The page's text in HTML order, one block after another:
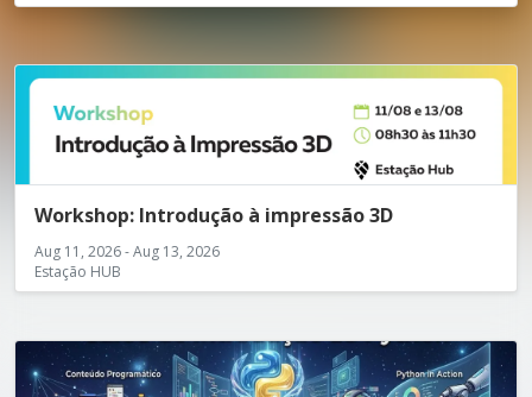
Workshop: Introdução à impressão 3D
Aug 11, 2026 - Aug 13, 2026
Estação HUB